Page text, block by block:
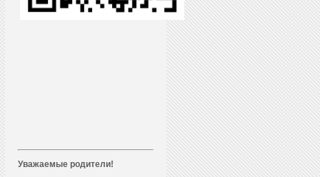
Уважаемые родители!